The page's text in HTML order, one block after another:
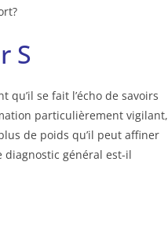
S
qu’il se fait l’écho de savoirs
particulièrement vigilant,
de poids qu’il peut affiner
diagnostic général est-il